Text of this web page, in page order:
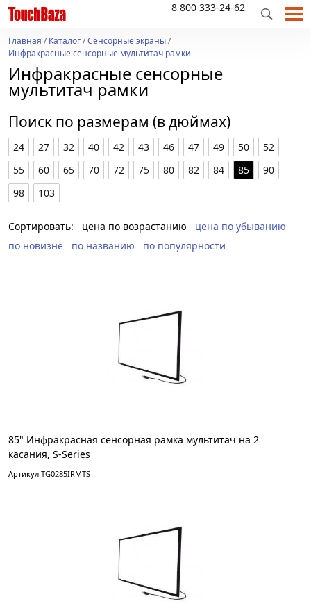
8 800 333-24-62
Главная /Каталог/Сенсорные экраны/
Инфракрасные сенсорные мультитач рамки
Инфракрасные сенсорные
мультитач рамки
Поиск по размерам (в дюймах)
24 27 32 40 42 43 46 47 49 50
52
55
60 65 70 72 75 80 82 84 85
90
98
103
Сортировать: цена по возрастанию
цена по убыванию
по новизне
по названию по популярности
85" Инфракрасная сенсорная рамка мультитач на 2
касания, S-Series
Артикул TG0285IRMTS